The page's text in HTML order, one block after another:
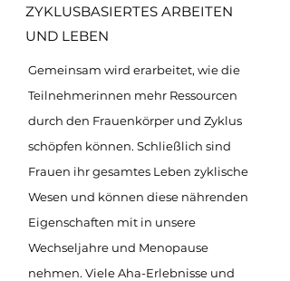
ZYKLUSBASIERTES ARBEITEN
UND LEBEN
Gemeinsam wird erarbeitet, wie die
Teilnehmerinnen mehr Ressourcen
durch den Frauenkörper und Zyklus
schöpfen können. Schließlich sind
Frauen ihr gesamtes Leben zyklische
Wesen und können diese nährenden
Eigenschaften mit in unsere
Wechseljahre und Menopause
nehmen. Viele Aha-Erlebnisse und